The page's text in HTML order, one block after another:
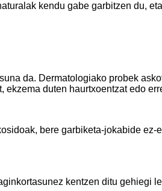
kendu gabe garbitzen du,
da. Dermatologiako probek
duten haurtxoentzat edo
bere garbiketa-jokabide
kentzen ditu gehiegi